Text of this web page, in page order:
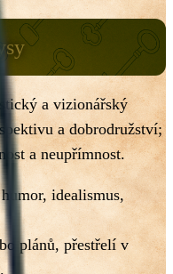
a vizionářský
a dobrodružství;
a neupřímnost.
idealismus,
plánů, přestřelí v